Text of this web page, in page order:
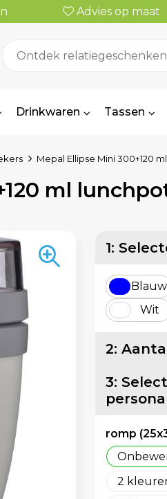
Advies op maat
Drinkwaren Tassen
Mepal Ellipse Mini 300+120
ml
1:
Blauw
Wit
2:
3:
romp
2